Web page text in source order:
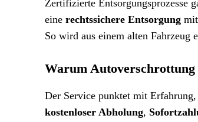
Zertifizierte Entsorgungsprozesse
eine rechtssichere Entsorgung
So wird aus einem alten
Warum Autoverschrottung
Der Service punktet mit
kostenloser Abholung,